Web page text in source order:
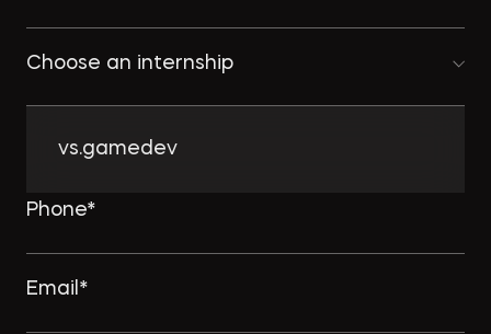
Choose an internship
vs.gamedev